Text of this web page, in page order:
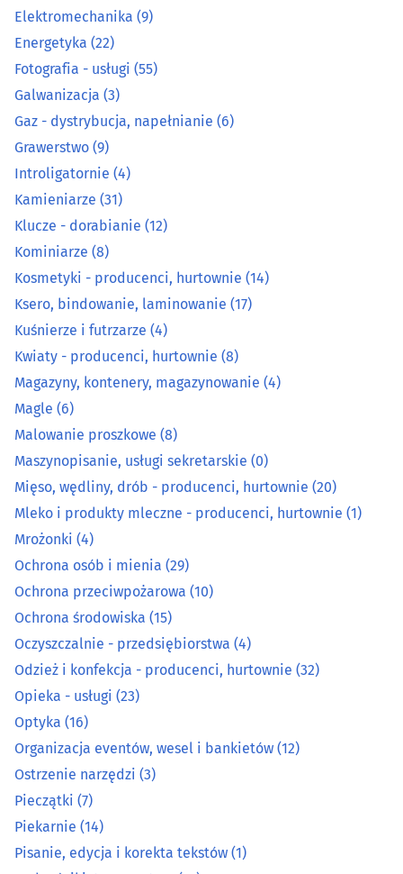
Klucze - dorabianie(12)
Kominiarze (8)
Kosmetyki - producenci, hurtownie
Ksero, bindowanie, laminowanie
Kuśnierze i futrzarze
Kwiaty - producenci, hurtownie
Magazyny, kontenery, magazynowanie
Magle(6)
Malowanie proszkowe (8)
Maszynopisanie, usługi sekretarskie
Mięso, wędliny, drób - producenci, hurtownie (20)
Mleko i produkty mleczne - producenci, hurtownie (1)
Mrożonki (4)
Ochrona osób i mienia(29)
Ochrona przeciwpożarowa
Ochrona środowiska
Oczyszczalnie - przedsiębiorstwa(4)
Odzież i konfekcja - producenci, hurtownie
Opieka - usługi (23)
Elektromechanika (9)
Energetyka (22)
Fotografia - usługi (55)
Galwanizacja (3)
Gaz - dystrybucja, napełnianie (6)
Grawerstwo (9)
Introligatornie (4)
Kamieniarze (31)
Klucze - dorabianie (12)
Kominiarze (8)
Kosmetyki - producenci, hurtownie (14)
Ksero, bindowanie, laminowanie (17)
Kuśnierze i futrzarze (4)
Kwiaty - producenci, hurtownie (8)
Magazyny, kontenery, magazynowanie (4)
Magle (6)
Malowanie proszkowe (8)
Maszynopisanie, usługi sekretarskie (0)
Mięso, wędliny, drób - producenci, hurtownie (20)
Mleko i produkty mleczne - producenci, hurtownie (1)
Mrożonki (4)
Ochrona osób i mienia (29)
Ochrona przeciwpożarowa (10)
Ochrona środowiska (15)
Oczyszczalnie - przedsiębiorstwa (4)
Odzież i konfekcja - producenci, hurtownie (32)
Opieka - usługi (23)
Optyka (16)
Organizacja eventów, wesel i bankietów (12)
Ostrzenie narzędzi (3)
Pieczątki (7)
Piekarnie (14)
Pisanie, edycja i korekta tekstów (1)